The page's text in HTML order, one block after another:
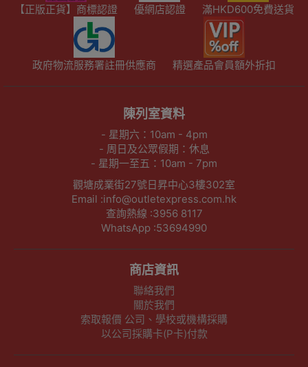
【正版正貨】商標認證 優網店認證 滿HKD600免費送貨
政府物流服務署註冊供應商 精選產品會員額外折扣
陳列室資料
- 星期六：10am - 4pm
- 周日及公眾假期：休息
- 星期一至五：10am - 7pm
觀塘成業街27號日昇中心3樓302室
Email :info@outletexpress.com.hk
查詢熱線 :3956 8117
WhatsApp :53694990
商店資訊
聯絡我們
關於我們
索取報價 公司、學校或機構採購
以公司採購卡(P卡)付款